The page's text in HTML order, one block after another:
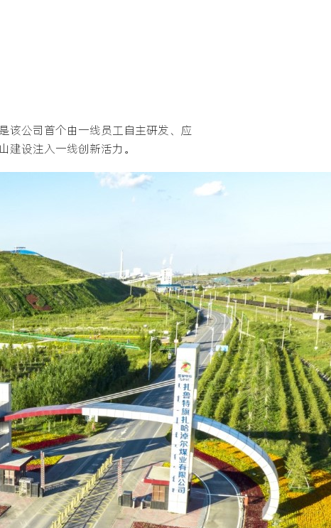
公司首个由一线员工自主研发、应
设注入一线创新活力。